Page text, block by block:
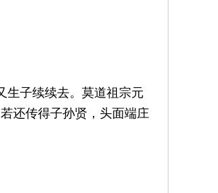
子续续去。莫道祖宗元
还传得子孙贤，头面端庄